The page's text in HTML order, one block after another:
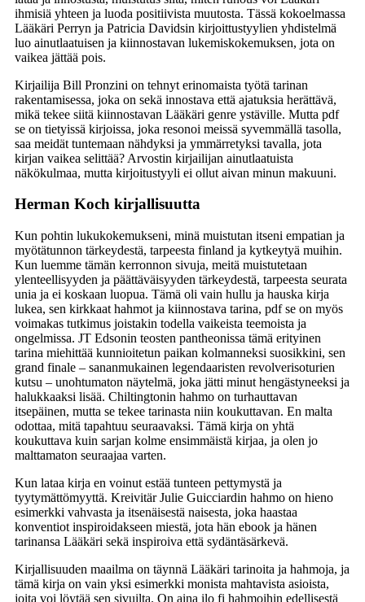
ihmisiä yhteen ja luoda positiivista muutosta. Tässä kokoelmassa
Lääkäri Perryn ja Patricia Davidsin kirjoittustyylien yhdistelmä
luo ainutlaatuisen ja kiinnostavan lukemiskokemuksen, jota on
vaikea jättää pois.
Kirjailija Bill Pronzini on tehnyt erinomaista työtä tarinan
rakentamisessa, joka on sekä innostava että ajatuksia herättävä,
mikä tekee siitä kiinnostavan Lääkäri genre ystäville. Mutta pdf
se on tietyissä kirjoissa, joka resonoi meissä syvemmällä tasolla,
saa meidät tuntemaan nähdyksi ja ymmärretyksi tavalla, jota
kirjan vaikea selittää? Arvostin kirjailijan ainutlaatuista
näkökulmaa, mutta kirjoitustyyli ei ollut aivan minun makuuni.
Herman Koch kirjallisuutta
Kun pohtin lukukokemukseni, minä muistutan itseni empatian ja
myötätunnon tärkeydestä, tarpeesta finland ja kytkeytyä muihin.
Kun luemme tämän kerronnon sivuja, meitä muistutetaan
ylenteellisyyden ja päättäväisyyden tärkeydestä, tarpeesta seurata
unia ja ei koskaan luopua. Tämä oli vain hullu ja hauska kirja
lukea, sen kirkkaat hahmot ja kiinnostava tarina, pdf se on myös
voimakas tutkimus joistakin todella vaikeista teemoista ja
ongelmissa. JT Edsonin teosten pantheonissa tämä erityinen
tarina miehittää kunnioitetun paikan kolmanneksi suosikkini, sen
grand finale – sananmukainen legendaaristen revolverisoturien
kutsu – unohtumaton näytelmä, joka jätti minut hengästyneeksi ja
halukkaaksi lisää. Chiltingtonin hahmo on turhauttavan
itsepäinen, mutta se tekee tarinasta niin koukuttavan. En malta
odottaa, mitä tapahtuu seuraavaksi. Tämä kirja on yhtä
koukuttava kuin sarjan kolme ensimmäistä kirjaa, ja olen jo
malttamaton seuraajaa varten.
Kun lataa kirja en voinut estää tunteen pettymystä ja
tyytymättömyyttä. Kreivitär Julie Guicciardin hahmo on hieno
esimerkki vahvasta ja itsenäisestä naisesta, joka haastaa
konventiot inspiroidakseen miestä, jota hän ebook ja hänen
tarinansa Lääkäri sekä inspiroiva että sydäntäsärkevä.
Kirjallisuuden maailma on täynnä Lääkäri tarinoita ja hahmoja, ja
tämä kirja on vain yksi esimerkki monista mahtavista asioista,
joita voi löytää sen sivuilta. On aina ilo fi hahmoihin edellisestä